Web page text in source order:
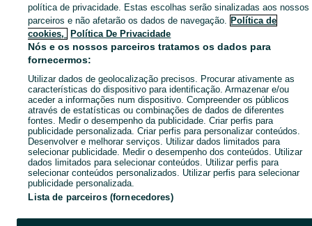
política de privacidade. Estas escolhas serão sinalizadas aos nossos
parceiros e não afetarão os dados de navegação. Política de
cookies,
Política De Privacidade
Nós e os nossos parceiros tratamos os dados para
fornecermos:
Utilizar dados de geolocalização precisos. Procurar ativamente as
características do dispositivo para identificação. Armazenar e/ou
aceder a informações num dispositivo. Compreender os públicos
através de estatísticas ou combinações de dados de diferentes
fontes. Medir o desempenho da publicidade. Criar perfis para
publicidade personalizada. Criar perfis para personalizar conteúdos.
Desenvolver e melhorar serviços. Utilizar dados limitados para
selecionar publicidade. Medir o desempenho dos conteúdos. Utilizar
dados limitados para selecionar conteúdos. Utilizar perfis para
selecionar conteúdos personalizados. Utilizar perfis para selecionar
publicidade personalizada.
Lista de parceiros (fornecedores)